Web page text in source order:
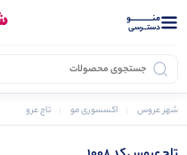
منــــــــــــو
دستــرسی
شهر عروس اکسسوری مو تاج عروس